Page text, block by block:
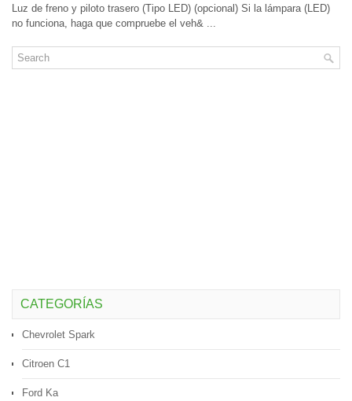
Luz de freno y piloto trasero (Tipo LED) (opcional) Si la lámpara (LED)
no funciona, haga que compruebe el veh& ...
CATEGORÍAS
Chevrolet Spark
Citroen C1
Ford Ka